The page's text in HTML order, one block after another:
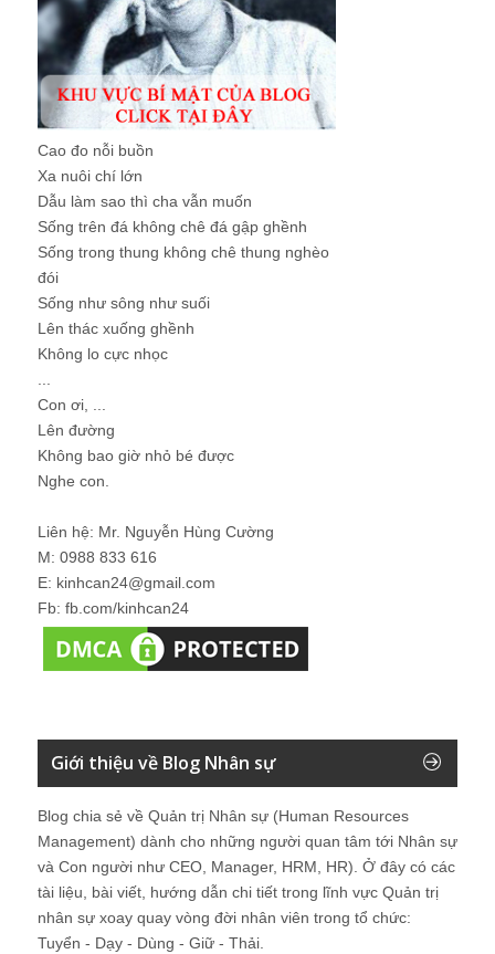
Cao đo nỗi buồn
Xa nuôi chí lớn
Dẫu làm sao thì cha vẫn muốn
Sống trên đá không chê đá gập ghềnh
Sống trong thung không chê thung nghèo
đói
Sống như sông như suối
Lên thác xuống ghềnh
Không lo cực nhọc
...
Con ơi, ...
Lên đường
Không bao giờ nhỏ bé được
Nghe con.
Liên hệ: Mr. Nguyễn Hùng Cường
M: 0988 833 616
E: kinhcan24@gmail.com
Fb: fb.com/kinhcan24
Giới thiệu về Blog Nhân sự
Blog chia sẻ về Quản trị Nhân sự (Human Resources
Management) dành cho những người quan tâm tới Nhân sự
và Con người như CEO, Manager, HRM, HR). Ở đây có các
tài liệu, bài viết, hướng dẫn chi tiết trong lĩnh vực Quản trị
nhân sự xoay quay vòng đời nhân viên trong tổ chức:
Tuyển - Dạy - Dùng - Giữ - Thải.